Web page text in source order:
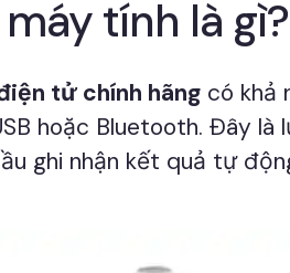
tính là gì?
tử chính hãng có khả
hoặc Bluetooth. Đây
ghi nhận kết quả tự